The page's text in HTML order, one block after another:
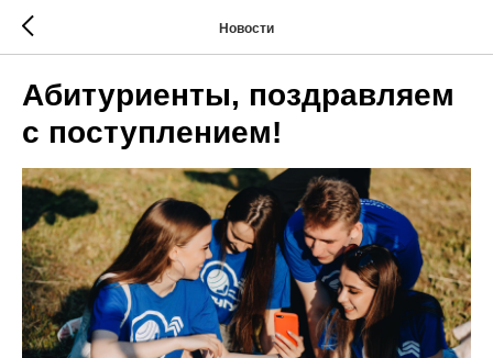
Новости
Абитуриенты, поздравляем
с поступлением!